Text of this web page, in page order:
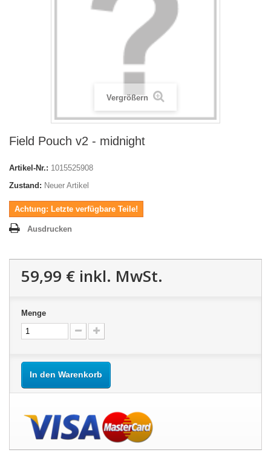
Vergrößern
Field Pouch v2 - midnight
Artikel-Nr.: 1015525908
Zustand: Neuer Artikel
Achtung: Letzte verfügbare Teile!
Ausdrucken
59,99 € inkl. MwSt.
Menge
In den Warenkorb